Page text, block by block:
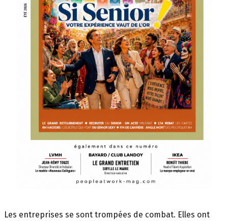
Les entreprises se sont trompées de combat. Elles ont